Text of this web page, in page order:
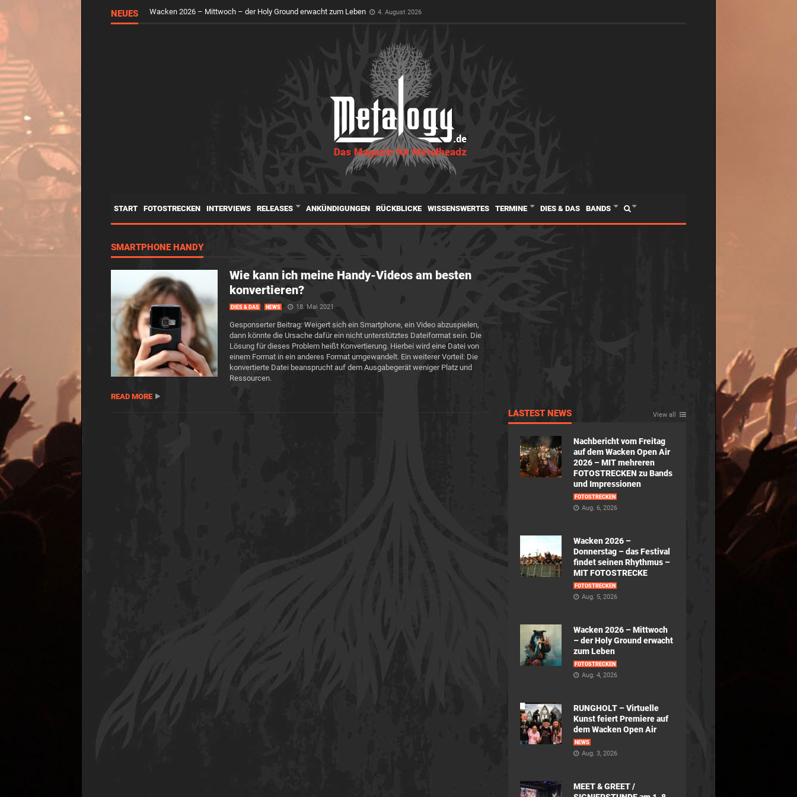
NEUES Wacken 2026 – Mittwoch – der Holy Ground erwacht zum Leben 4. August 2026
START FOTOSTRECKEN INTERVIEWS RELEASES ANKÜNDIGUNGEN RÜCKBLICKE WISSENSWERTES TERMINE DIES & DAS BANDS
SMARTPHONE HANDY
Wie kann ich meine Handy-Videos am besten
konvertieren?
DIES & DAS NEWS 18. Mai 2021
Gesponserter Beitrag: Weigert sich ein Smartphone, ein Video abzuspielen,
dann könnte die Ursache dafür ein nicht unterstütztes Dateiformat sein. Die
Lösung für dieses Problem heißt Konvertierung. Hierbei wird eine Datei von
einem Format in ein anderes Format umgewandelt. Ein weiterer Vorteil: Die
konvertierte Datei beansprucht auf dem Ausgabegerät weniger Platz und
Ressourcen.
READ MORE
LASTEST NEWS View all
Nachbericht vom Freitag
auf dem Wacken Open Air
2026 – MIT mehreren
FOTOSTRECKEN zu Bands
und Impressionen
FOTOSTRECKEN
Aug. 6, 2026
Wacken 2026 –
Donnerstag – das Festival
findet seinen Rhythmus –
MIT FOTOSTRECKE
FOTOSTRECKEN
Aug. 5, 2026
Wacken 2026 – Mittwoch
– der Holy Ground erwacht
zum Leben
FOTOSTRECKEN
Aug. 4, 2026
RUNGHOLT – Virtuelle
Kunst feiert Premiere auf
dem Wacken Open Air
NEWS
Aug. 3, 2026
MEET & GREET /